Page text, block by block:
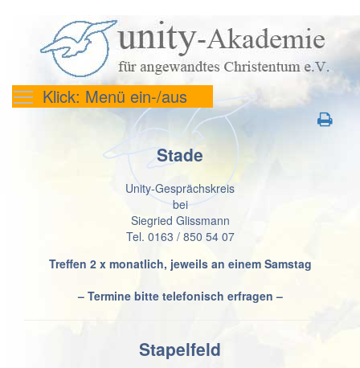
Klick: Menü ein-/aus
Stade
Unity-Gesprächskreis
bei
Siegried Glissmann
Tel. 0163 / 850 54 07
Treffen 2 x monatlich, jeweils an einem Samstag
– Termine bitte telefonisch erfragen –
Stapelfeld